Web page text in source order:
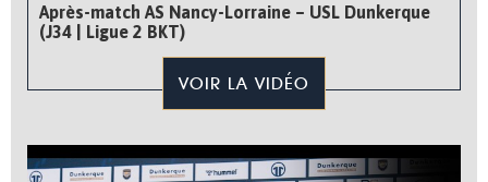
Après-match AS Nancy-Lorraine – USL Dunkerque
(J34 | Ligue 2 BKT)
VOIR LA VIDÉO